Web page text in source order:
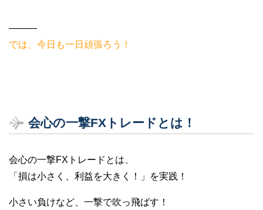
———
では、今日も一日頑張ろう！
会心の一撃FXトレードとは！
会心の一撃FXトレードとは、
「損は小さく、利益を大きく！」を実践！
小さい負けなど、一撃で吹っ飛ばす！